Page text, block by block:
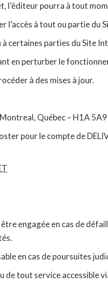
l’éditeur pourra à tout
l’accès à tout ou partie du
à certaines parties du Site
en perturber le
à des mises à jour.
Québec – H1A 5A9
pour le compte de
engagée en cas de
en cas de poursuites
de tout service accessible